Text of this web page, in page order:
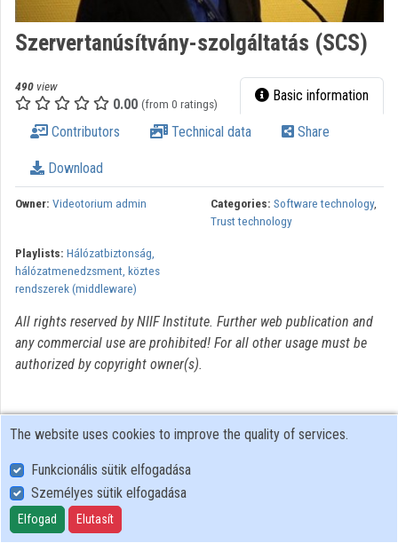
Categories
Organization playlists
Szervertanúsítvány-szolgáltatás (SCS)
490 view
0.00 (from 0 ratings) Basic information
Contributors Technical data Share
Download
Owner: Videotorium admin Categories: Software technology,
Trust technology
Playlists: Hálózatbiztonság,
hálózatmenedzsment, köztes
rendszerek (middleware)
All rights reserved by NIIF Institute. Further web publication and
any commercial use are prohibited! For all other usage must be
authorized by copyright owner(s).
User Policy
Adatkezelési tájékoztató (en)
Cookie Policy
The website uses cookies to improve the quality of services.
Funkcionális sütik elfogadása
Személyes sütik elfogadása
Elfogad Elutasít